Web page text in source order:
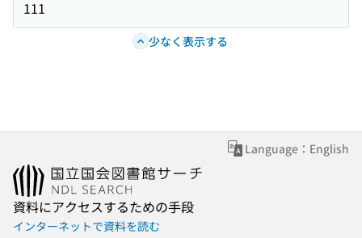
111
少なく表示する
Language：English
資料にアクセスするための手段
インターネットで資料を読む